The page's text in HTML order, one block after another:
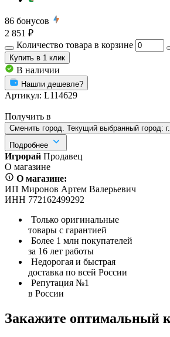
86 бонусов
2 851 ₽
Количество товара в корзине
Купить в 1 клик
В наличии
Нашли дешевле?
Артикул: L114629
Получить в
Сменить город. Текущий выбранный город: г.
Подробнее
Игрорай Продавец
О магазине
О магазине:
ИП Миронов Артем Валерьевич
ИНН 772162499292
Только оригинальные
товары с гарантией
Более 1 млн покупателей
за 16 лет работы
Недорогая и быстрая
доставка по всей России
Репутация №1
в России
Закажите оптимальный